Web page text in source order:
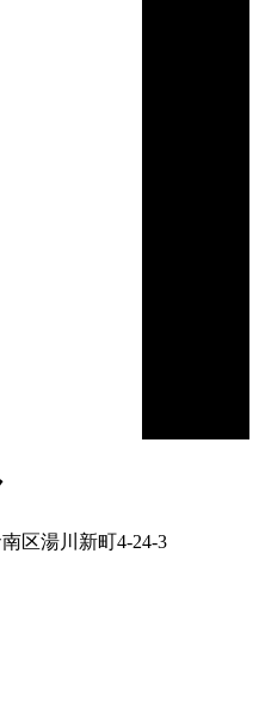
区湯川新町4-24-3